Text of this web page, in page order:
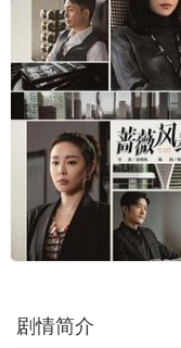
剧情简介